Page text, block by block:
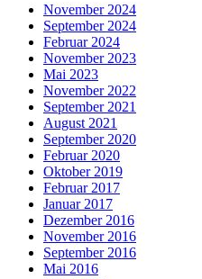
November 2024
September 2024
Februar 2024
November 2023
Mai 2023
November 2022
September 2021
August 2021
September 2020
Februar 2020
Oktober 2019
Februar 2017
Januar 2017
Dezember 2016
November 2016
September 2016
Mai 2016